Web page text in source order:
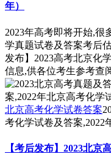
年）
2023年高考即将开始,很
学真题试卷及答案考后
发布】2023高考北京化
信息,供各位考生参考查
北京高考化学试卷答案
考化学试卷及答案,2022
【考后发布】2023北京